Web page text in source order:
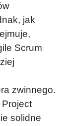
jak
Scrum
zwinnego.
solidne